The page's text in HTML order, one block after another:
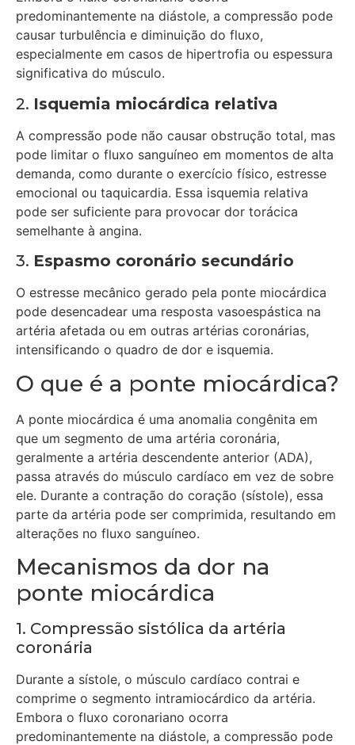
predominantemente na diástole, a compressão pode
causar turbulência e diminuição do fluxo,
especialmente em casos de hipertrofia ou espessura
significativa do músculo.
2. Isquemia miocárdica relativa
A compressão pode não causar obstrução total, mas
pode limitar o fluxo sanguíneo em momentos de alta
demanda, como durante o exercício físico, estresse
emocional ou taquicardia. Essa isquemia relativa
pode ser suficiente para provocar dor torácica
semelhante à angina.
3. Espasmo coronário secundário
O estresse mecânico gerado pela ponte miocárdica
pode desencadear uma resposta vasoespástica na
artéria afetada ou em outras artérias coronárias,
intensificando o quadro de dor e isquemia.
O que é a ponte miocárdica?
A ponte miocárdica é uma anomalia congênita em
que um segmento de uma artéria coronária,
geralmente a artéria descendente anterior (ADA),
passa através do músculo cardíaco em vez de sobre
ele. Durante a contração do coração (sístole), essa
parte da artéria pode ser comprimida, resultando em
alterações no fluxo sanguíneo.
Mecanismos da dor na
ponte miocárdica
1. Compressão sistólica da artéria
coronária
Durante a sístole, o músculo cardíaco contrai e
comprime o segmento intramiocárdico da artéria.
Embora o fluxo coronariano ocorra
predominantemente na diástole, a compressão pode